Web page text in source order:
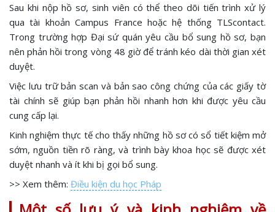
Sau khi nộp hồ sơ, sinh viên có thể theo dõi tiến trình xử lý
qua tài khoản Campus France hoặc hệ thống TLScontact.
Trong trường hợp Đại sứ quán yêu cầu bổ sung hồ sơ, bạn
nên phản hồi trong vòng 48 giờ để tránh kéo dài thời gian xét
duyệt.
Việc lưu trữ bản scan và bản sao công chứng của các giấy tờ
tài chính sẽ giúp bạn phản hồi nhanh hơn khi được yêu cầu
cung cấp lại.
Kinh nghiệm thực tế cho thấy những hồ sơ có sổ tiết kiệm mở
sớm, nguồn tiền rõ ràng, và trình bày khoa học sẽ được xét
duyệt nhanh và ít khi bị gọi bổ sung.
>> Xem thêm: Điều kiện du học Pháp